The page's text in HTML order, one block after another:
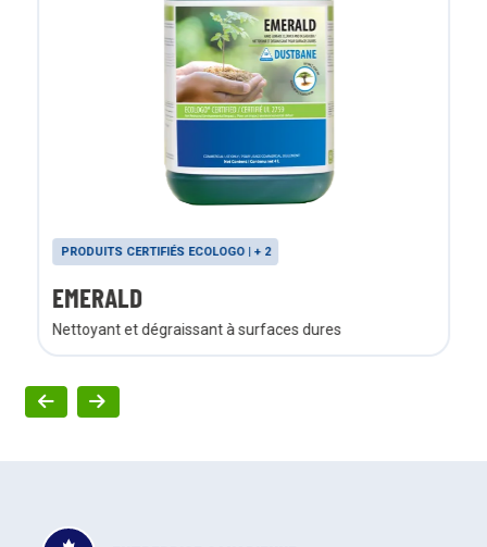
PRODUITS CERTIFIÉS ECOLOGO | + 2
EMERALD
Nettoyant et dégraissant à surfaces dures